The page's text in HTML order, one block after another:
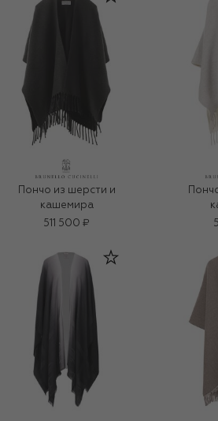
Пончо из шерсти и
кашемира
511 500 ₽